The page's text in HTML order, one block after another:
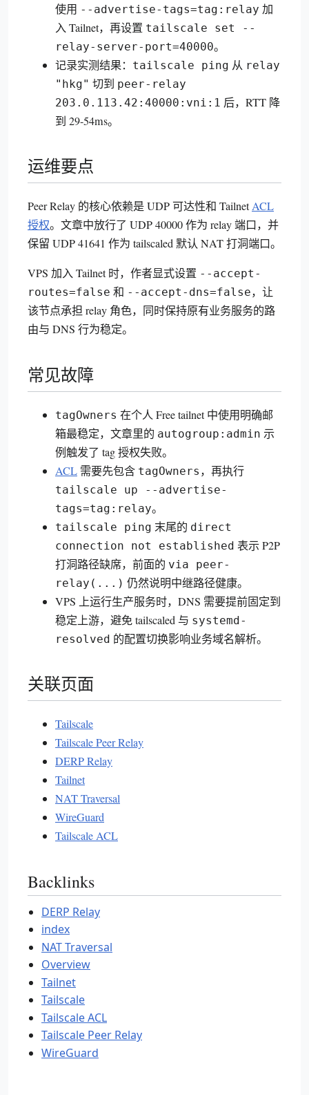
使用 --advertise-tags=tag:relay 加
入 Tailnet，再设置 tailscale set --
relay-server-port=40000。
记录实测结果： tailscale ping 从 relay
"hkg" 切到 peer-relay
203.0.113.42:40000:vni:1 后，RTT 降
到 29-54ms。
运维要点
Peer Relay 的核心依赖是 UDP 可达性和 TailnetACL
授权。文章中放行了 UDP 40000 作为 relay 端口，并
保留 UDP 41641 作为 tailscaled 默认 NAT 打洞端口。
VPS 加入 Tailnet 时，作者显式设置 --accept-
routes=false 和 --accept-dns=false，让
该节点承担 relay 角色，同时保持原有业务服务的路
由与 DNS 行为稳定。
常见故障
tagOwners 在个人 Free tailnet 中使用明确邮
箱最稳定，文章里的 autogroup:admin 示
例触发了 tag 授权失败。
ACL 需要先包含 tagOwners ，再执行
tailscale up --advertise-
tags=tag:relay。
tailscale ping 末尾的 direct
connection not established 表示 P2P
打洞路径缺席，前面的 via peer-
relay(...) 仍然说明中继路径健康。
VPS 上运行生产服务时，DNS 需要提前固定到
稳定上游，避免 tailscaled 与 systemd-
resolved 的配置切换影响业务域名解析。
关联页面
Tailscale
Tailscale Peer Relay
DERP Relay
Tailnet
NAT Traversal
WireGuard
Tailscale ACL
Backlinks
DERP Relay
index
NAT Traversal
Overview
Tailnet
Tailscale
Tailscale ACL
Tailscale Peer Relay
WireGuard